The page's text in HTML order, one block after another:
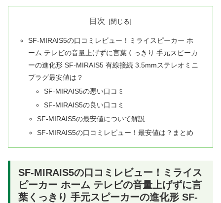
目次
SF-MIRAIS5の口コミレビュー！ミライスピーカー ホ
ーム テレビの音量上げずに言葉くっきり 手元スピーカ
ーの進化形 SF-MIRAIS5 有線接続 3.5mmステレオミニ
プラグ最安値は？
SF-MIRAIS5の悪い口コミ
SF-MIRAIS5の良い口コミ
SF-MIRAIS5の最安値について解説
SF-MIRAIS5の口コミレビュー！最安値は？まとめ
SF-MIRAIS5の口コミレビュー！ミライス
ピーカー ホーム テレビの音量上げずに言
葉くっきり 手元スピーカーの進化形 SF-